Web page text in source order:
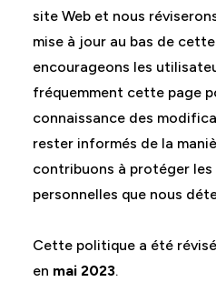
site Web et nous
mise à jour au bas de
encourageons les
fréquemment cette page
connaissance des
rester informés de la
contribuons à protéger
personnelles que nous
Cette politique a été
en mai 2023.